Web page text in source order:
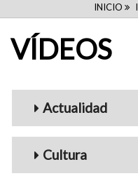
DE
INICIO
VÍDEOS
Actualidad
Cultura